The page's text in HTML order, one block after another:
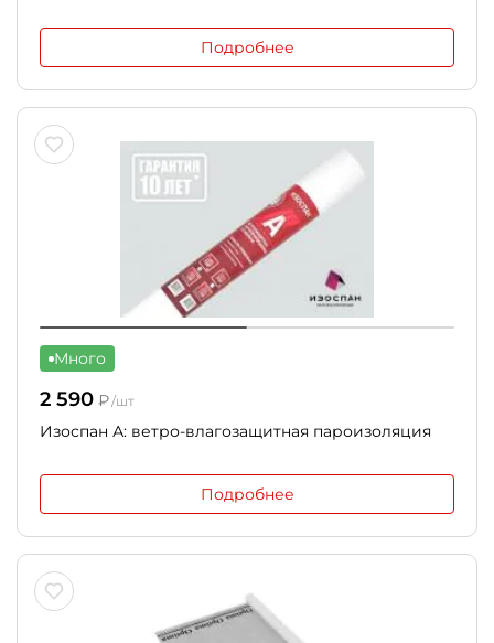
Подробнее
Много
2 590 ₽/шт
Изоспан А: ветро-влагозащитная пароизоляция
Подробнее